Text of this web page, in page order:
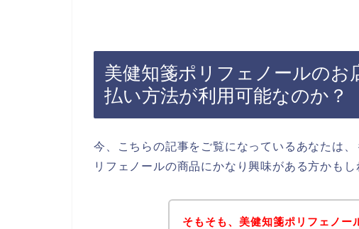
美健知箋ポリフェノールの
払い方法が利用可能なのか？
今、こちらの記事をご覧になっているあなたは
リフェノールの商品にかなり興味がある方かもし
そもそも、美健知箋ポリフェノー